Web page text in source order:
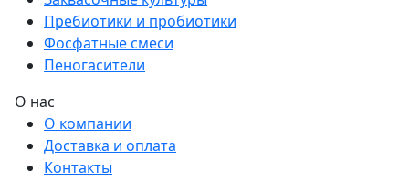
Пребиотики и пробиотики
Фосфатные смеси
Пеногасители
О нас
О компании
Доставка и оплата
Контакты